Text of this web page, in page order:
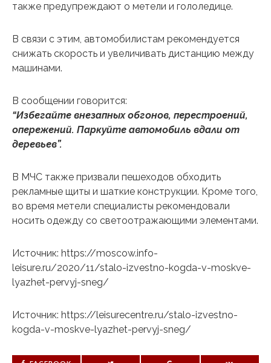
также предупреждают о метели и гололедице.
В связи с этим, автомобилистам рекомендуется
снижать скорость и увеличивать дистанцию между
машинами.
В сообщении говорится:
“Избегайте внезапных обгонов, перестроений,
опережений. Паркуйте автомобиль вдали от
деревьев”.
В МЧС также призвали пешеходов обходить
рекламные щиты и шаткие конструкции. Кроме того,
во время метели специалисты рекомендовали
носить одежду со светоотражающими элементами.
Источник: https://moscow.info-
leisure.ru/2020/11/stalo-izvestno-kogda-v-moskve-
lyazhet-pervyj-sneg/
Источник: https://leisurecentre.ru/stalo-izvestno-
kogda-v-moskve-lyazhet-pervyj-sneg/